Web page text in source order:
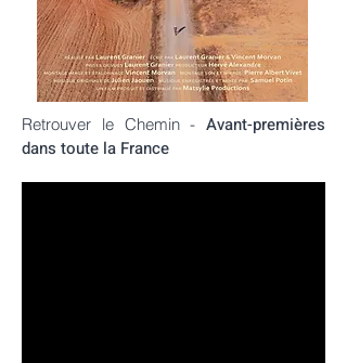
Retrouver le Chemin - Avant-premières
dans toute la France